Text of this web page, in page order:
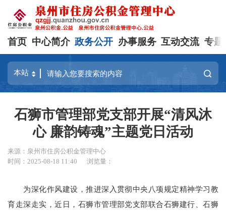
首页 中心简介 政务公开 办事服务 互动交流 专题
石狮市管理部党支部开展“清风沐
心 廉韵铸魂”主题党日活动
来源：泉州市住房公积金管理中心
时间：2025-08-18 11:40
浏览量：
为深化作风建设，推进深入贯彻中央八项规定精神学习教
育走深走实，近日，石狮市管理部党支部联合石狮建行、石狮